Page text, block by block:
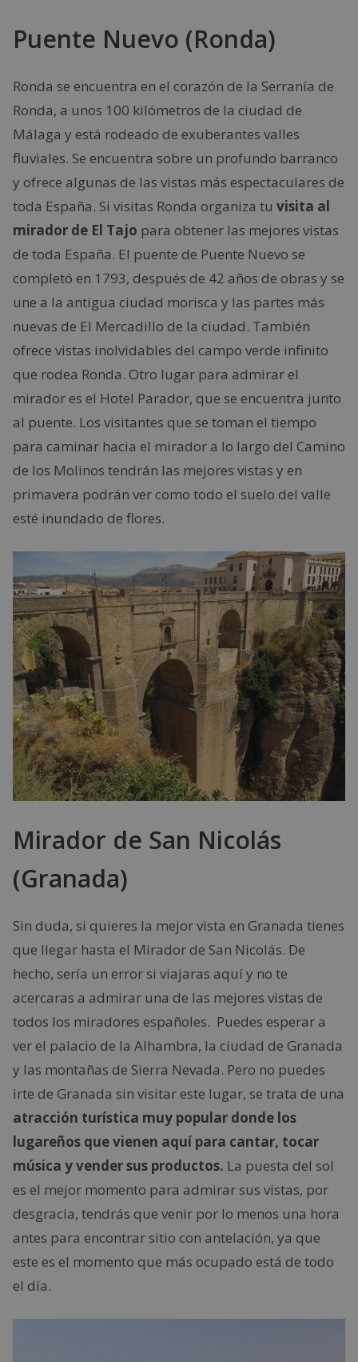
Puente Nuevo (Ronda)
Ronda se encuentra en el corazón de la Serranía de
Ronda, a unos 100 kilómetros de la ciudad de
Málaga y está rodeado de exuberantes valles
fluviales. Se encuentra sobre un profundo barranco
y ofrece algunas de las vistas más espectaculares de
toda España. Si visitas Ronda organiza tu visita al
mirador de El Tajo para obtener las mejores vistas
de toda España. El puente de Puente Nuevo se
completó en 1793, después de 42 años de obras y se
une a la antigua ciudad morisca y las partes más
nuevas de El Mercadillo de la ciudad. También
ofrece vistas inolvidables del campo verde infinito
que rodea Ronda. Otro lugar para admirar el
mirador es el Hotel Parador, que se encuentra junto
al puente. Los visitantes que se toman el tiempo
para caminar hacia el mirador a lo largo del Camino
de los Molinos tendrán las mejores vistas y en
primavera podrán ver como todo el suelo del valle
esté inundado de flores.
Mirador de San Nicolás
(Granada)
Sin duda, si quieres la mejor vista en Granada tienes
que llegar hasta el Mirador de San Nicolás. De
hecho, sería un error si viajaras aquí y no te
acercaras a admirar una de las mejores vistas de
todos los miradores españoles. Puedes esperar a
ver el palacio de la Alhambra, la ciudad de Granada
y las montañas de Sierra Nevada. Pero no puedes
irte de Granada sin visitar este lugar, se trata de una
atracción turística muy popular donde los
lugareños que vienen aquí para cantar, tocar
música y vender sus productos. La puesta del sol
es el mejor momento para admirar sus vistas, por
desgracia, tendrás que venir por lo menos una hora
antes para encontrar sitio con antelación, ya que
este es el momento que más ocupado está de todo
el día.